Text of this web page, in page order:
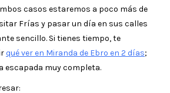
casos estaremos a poco más de
Frías y pasar un día en sus calles
sencillo. Si tienes tiempo, te
qué ver en Miranda de Ebro en 2 días;
escapada muy completa.